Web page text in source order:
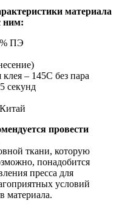
материала
ним:
ПЭ
– 145C без пара
секунд
провести
ткани, которую
понадобится
пресса для
условий
материала.